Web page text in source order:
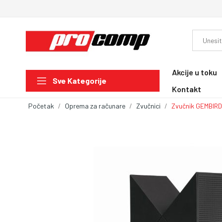
Sve Kategorije
Akcije u toku
Kontakt
Početak Oprema za računare Zvučnici Zvučnik